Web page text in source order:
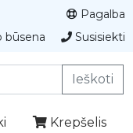
Pagalba
būsena Susisiekti
Ieškoti
Krepšelis